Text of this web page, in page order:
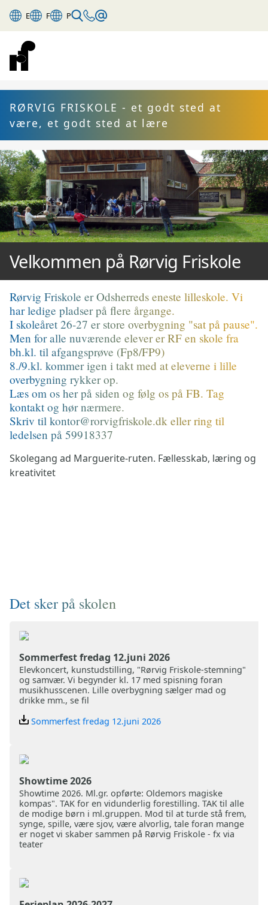
E F P
RØRVIG FRISKOLE - et godt sted at
være, et godt sted at lære
Velkommen på Rørvig Friskole
Rørvig Friskole er Odsherreds eneste lilleskole. Vi
har ledige pladser på flere årgange.
I skoleåret 26-27 er store overbygning "sat på pause".
Men for alle nuværende elever er RF en skole fra
bh.kl. til afgangsprøve (Fp8/FP9)
8./9.kl. kommer igen i takt med at eleverne i lille
overbygning rykker op.
Læs om os her på siden og følg os på FB. Tag
kontakt og hør nærmere.
Skriv til kontor@rorvigfriskole.dk eller ring til
ledelsen på 59918337
Skolegang ad Marguerite-ruten. Fællesskab, læring og
kreativitet
Det sker på skolen
Sommerfest fredag 12.juni 2026
Elevkoncert, kunstudstilling, "Rørvig Friskole-stemning"
og samvær. Vi begynder kl. 17 med spisning foran
musikhusscenen. Lille overbygning sælger mad og
drikke mm., se fil
Sommerfest fredag 12.juni 2026
Showtime 2026
Showtime 2026. Ml.gr. opførte: Oldemors magiske
kompas". TAK for en vidunderlig forestilling. TAK til alle
de modige børn i ml.gruppen. Mod til at turde stå frem,
synge, spille, være sjov, være alvorlig, tale foran mange
er noget vi skaber sammen på Rørvig Friskole - fx via
teater